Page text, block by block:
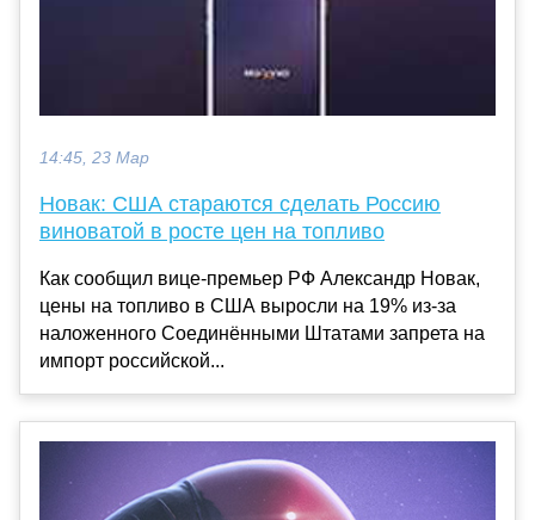
14:45, 23 Мар
Новак: США стараются сделать Россию
виноватой в росте цен на топливо
Как сообщил вице-премьер РФ Александр Новак,
цены на топливо в США выросли на 19% из-за
наложенного Соединёнными Штатами запрета на
импорт российской...